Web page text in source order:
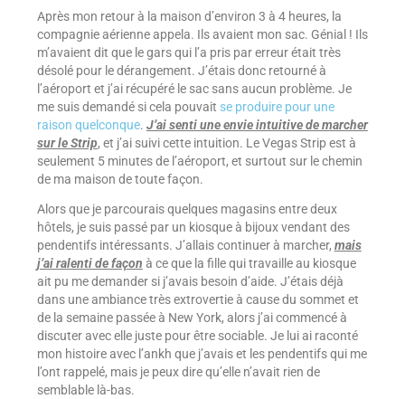
Après mon retour à la maison d’environ 3 à 4 heures, la
compagnie aérienne appela. Ils avaient mon sac. Génial ! Ils
m’avaient dit que le gars qui l’a pris par erreur était très
désolé pour le dérangement. J’étais donc retourné à
l’aéroport et j’ai récupéré le sac sans aucun problème. Je
me suis demandé si cela pouvait se produire pour une
raison quelconque. J’ai senti une envie intuitive de marcher
sur le Strip, et j’ai suivi cette intuition. Le Vegas Strip est à
seulement 5 minutes de l’aéroport, et surtout sur le chemin
de ma maison de toute façon.
Alors que je parcourais quelques magasins entre deux
hôtels, je suis passé par un kiosque à bijoux vendant des
pendentifs intéressants. J’allais continuer à marcher, mais
j’ai ralenti de façon à ce que la fille qui travaille au kiosque
ait pu me demander si j’avais besoin d’aide. J’étais déjà
dans une ambiance très extrovertie à cause du sommet et
de la semaine passée à New York, alors j’ai commencé à
discuter avec elle juste pour être sociable. Je lui ai raconté
mon histoire avec l’ankh que j’avais et les pendentifs qui me
l’ont rappelé, mais je peux dire qu’elle n’avait rien de
semblable là-bas.